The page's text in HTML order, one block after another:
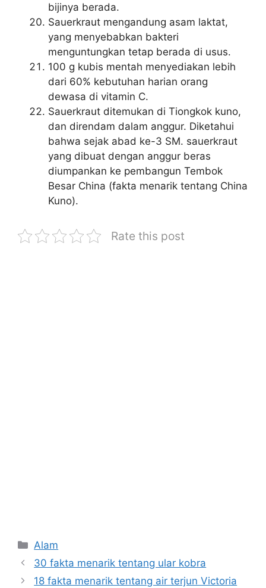
bijinya berada.
Sauerkraut mengandung asam laktat,
yang menyebabkan bakteri
menguntungkan tetap berada di usus.
100 g kubis mentah menyediakan lebih
dari 60% kebutuhan harian orang
dewasa di vitamin C.
Sauerkraut ditemukan di Tiongkok kuno,
dan direndam dalam anggur. Diketahui
bahwa sejak abad ke-3 SM. sauerkraut
yang dibuat dengan anggur beras
diumpankan ke pembangun Tembok
Besar China (fakta menarik tentang China
Kuno).
Rate this post
Kategori
Alam
30 fakta menarik tentang ular kobra
18 fakta menarik tentang air terjun Victoria